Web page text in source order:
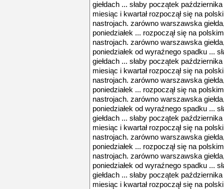
giełdach ... słaby początek
miesiąc i kwartał rozpoczął się na
nastrojach. zarówno warszawska
poniedziałek ... rozpoczął się na
nastrojach. zarówno warszawska
poniedziałek od wyraźnego spadku ...
giełdach ... słaby początek
miesiąc i kwartał rozpoczął się na
nastrojach. zarówno warszawska
poniedziałek ... rozpoczął się na
nastrojach. zarówno warszawska
poniedziałek od wyraźnego spadku ...
giełdach ... słaby początek
miesiąc i kwartał rozpoczął się na
nastrojach. zarówno warszawska
poniedziałek ... rozpoczął się na
nastrojach. zarówno warszawska
poniedziałek od wyraźnego spadku ...
giełdach ... słaby początek
miesiąc i kwartał rozpoczął się na